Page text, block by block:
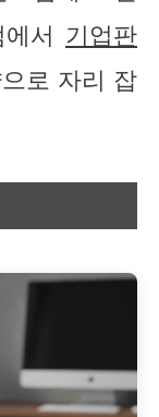
서 기업판
로 자리 잡